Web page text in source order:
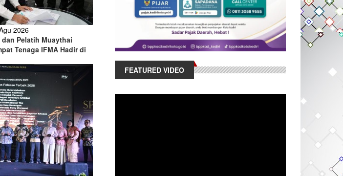
2026
Pelatih Muaythai
Tenaga IFMA Hadir di
FEATURED VIDEO